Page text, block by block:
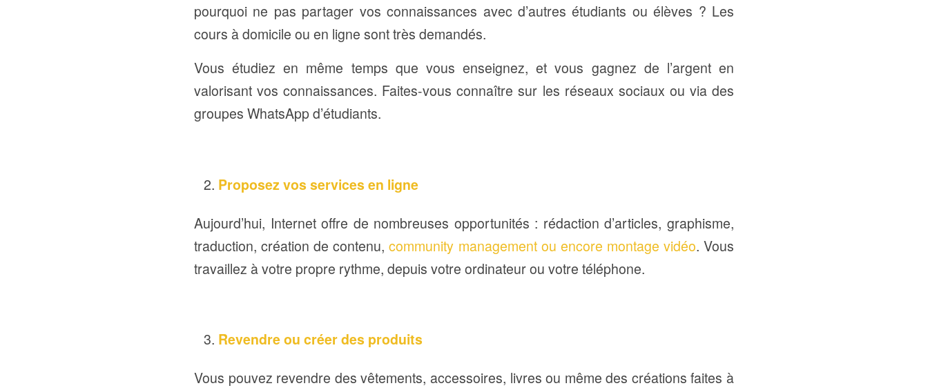
pourquoi ne pas partager vos connaissances avec d’autres étudiants ou élèves ? Les
cours à domicile ou en ligne sont très demandés.
Vous étudiez en même temps que vous enseignez, et vous gagnez de l’argent en
valorisant vos connaissances. Faites-vous connaître sur les réseaux sociaux ou via des
groupes WhatsApp d’étudiants.
Proposez vos services en ligne
Aujourd’hui, Internet offre de nombreuses opportunités : rédaction d’articles, graphisme,
traduction, création de contenu,community management ou encore montage vidéo. Vous
travaillez à votre propre rythme, depuis votre ordinateur ou votre téléphone.
Revendre ou créer des produits
Vous pouvez revendre des vêtements, accessoires, livres ou même des créations faites à